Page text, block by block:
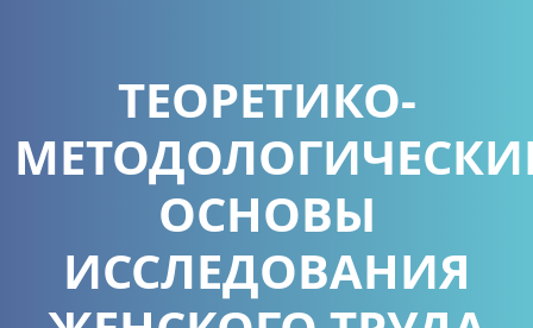
ТЕОРЕТИКО-
ОСНОВЫ
ИССЛЕДОВАНИЯ